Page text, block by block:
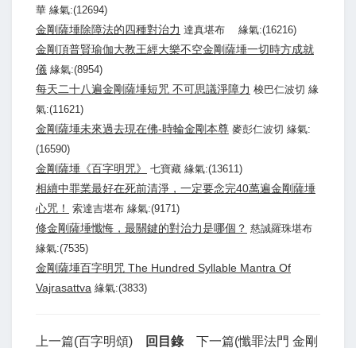
華 緣氣:(12694)
金剛薩埵除障法的四種對治力 達真堪布 緣氣:(16216)
金剛頂普賢瑜伽大教王經大樂不空金剛薩埵一切時方成就
儀 緣氣:(8954)
每天二十八遍金剛薩埵短咒 不可思議淨障力 梭巴仁波切 緣
氣:(11621)
金剛薩埵未來過去現在佛-時輪金剛本尊 麥彭仁波切 緣氣:
(16590)
金剛薩埵《百字明咒》 七寶藏 緣氣:(13611)
相續中罪業最好在死前清淨，一定要念完40萬遍金剛薩埵
心咒！
索達吉堪布 緣氣:(9171)
修金剛薩埵懺悔，最關鍵的對治力是哪個？ 慈誠羅珠堪布
緣氣:(7535)
金剛薩埵百字明咒 The Hundred Syllable Mantra Of
Vajrasattva 緣氣:(3833)
上一篇(百字明頌) 回目錄
下一篇(懺罪法門 金剛